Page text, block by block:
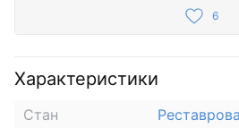
6
Характеристики
Стан